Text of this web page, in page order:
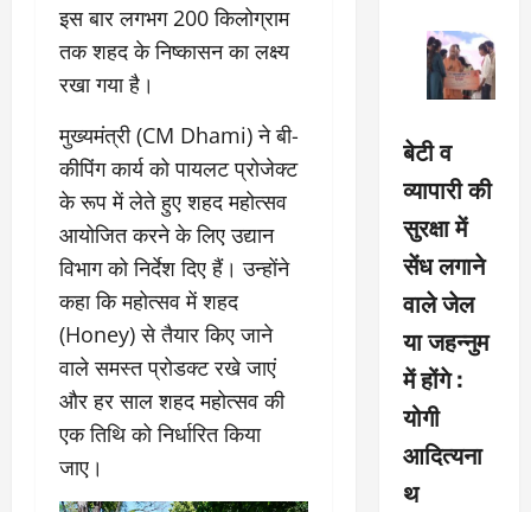
इस बार लगभग 200 किलोग्राम
तक शहद के निष्कासन का लक्ष्य
रखा गया है।
मुख्यमंत्री (CM Dhami) ने बी-
कीपिंग कार्य को पायलट प्रोजेक्ट
के रूप में लेते हुए शहद महोत्सव
आयोजित करने के लिए उद्यान
विभाग को निर्देश दिए हैं। उन्होंने
कहा कि महोत्सव में शहद
(Honey) से तैयार किए जाने
वाले समस्त प्रोडक्ट रखे जाएं
और हर साल शहद महोत्सव की
एक तिथि को निर्धारित किया
जाए।
बेटी व
व्यापारी की
सुरक्षा में
सेंध लगाने
वाले जेल
या जहन्नुम
में होंगे :
योगी
आदित्यना
थ